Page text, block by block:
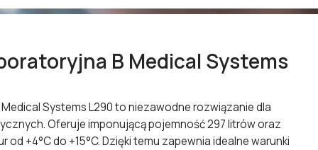
B Medical Systems
Systems L290 to niezawodne rozwiązanie dla
Oferuje imponującą pojemność 297 litrów oraz
+4°C do +15°C. Dzięki temu zapewnia idealne warunki